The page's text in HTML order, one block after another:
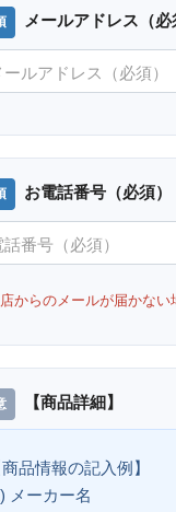
メールアドレス（必
お電話番号（必須）
からのメールが届かない
【商品詳細】
商品情報の記入例】
メーカー名